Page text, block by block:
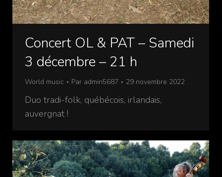
Concert OL & PAT – Samedi
3 décembre – 21 h
World music Par admin5687 29 novembre 2022
Duo tradi-folk, québécois, irlandais,
auvergnat !